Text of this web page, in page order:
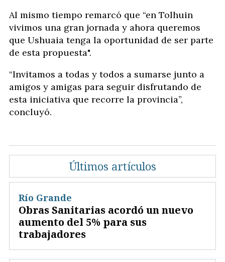
Al mismo tiempo remarcó que “en Tolhuin
vivimos una gran jornada y ahora queremos
que Ushuaia tenga la oportunidad de ser parte
de esta propuesta".
“Invitamos a todas y todos a sumarse junto a
amigos y amigas para seguir disfrutando de
esta iniciativa que recorre la provincia”,
concluyó.
Últimos artículos
Obras Sanitarias acordó un nuevo
aumento del 5% para sus
trabajadores
Río Grande